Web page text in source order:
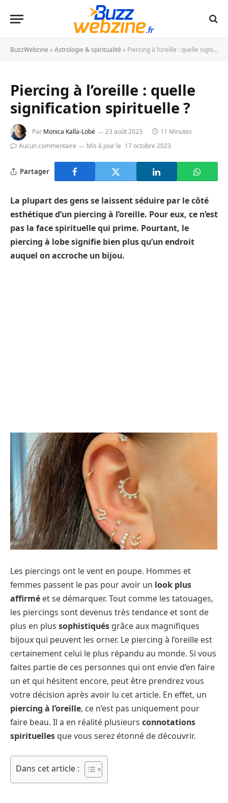
BuzzWebzine »Astrologie & spiritualité » Piercing à l’oreille : quelle signification spirituelle ?
Piercing à l’oreille : quelle
signification spirituelle ?
Par Monica Kalla-Lobé 23 août 2023
11 Minutes
Aucun commentaire
Mis à jour le 17 octobre 2023
Partager
La plupart des gens se laissent séduire par le côté
esthétique d’un piercing à l’oreille. Pour eux, ce n’est
pas la face spirituelle qui prime. Pourtant, le
piercing à lobe signifie bien plus qu’un endroit
auquel on accroche un bijou.
Les piercings ont le vent en poupe. Hommes et
femmes passent le pas pour avoir un look plus
affirmé et se démarquer. Tout comme les tatouages,
les piercings sont devenus très tendance et sont de
plus en plus sophistiqués grâce aux magnifiques
bijoux qui peuvent les orner. Le piercing à l’oreille est
certainement celui le plus répandu au monde. Si vous
faites partie de ces personnes qui ont envie d’en faire
un et qui hésitent encore, peut être prendrez vous
votre décision après avoir lu cet article. En effet, un
piercing à l’oreille, ce n’est pas uniquement pour
faire beau. Il a en réalité plusieurs connotations
spirituelles que vous serez étonné de découvrir.
Dans cet article :